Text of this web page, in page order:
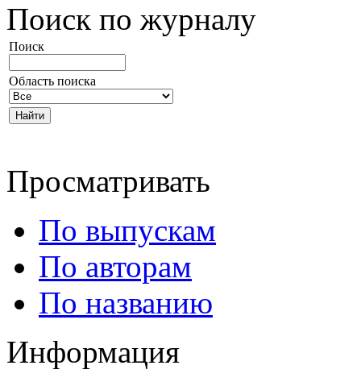
Поиск по журналу
Поиск
Область поиска
Просматривать
По выпускам
По авторам
По названию
Информация